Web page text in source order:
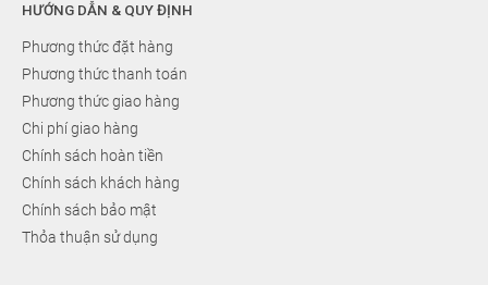
HƯỚNG DẪN & QUY ĐỊNH
Phương thức đặt hàng
Phương thức thanh toán
Phương thức giao hàng
Chi phí giao hàng
Chính sách hoàn tiền
Chính sách khách hàng
Chính sách bảo mật
Thỏa thuận sử dụng